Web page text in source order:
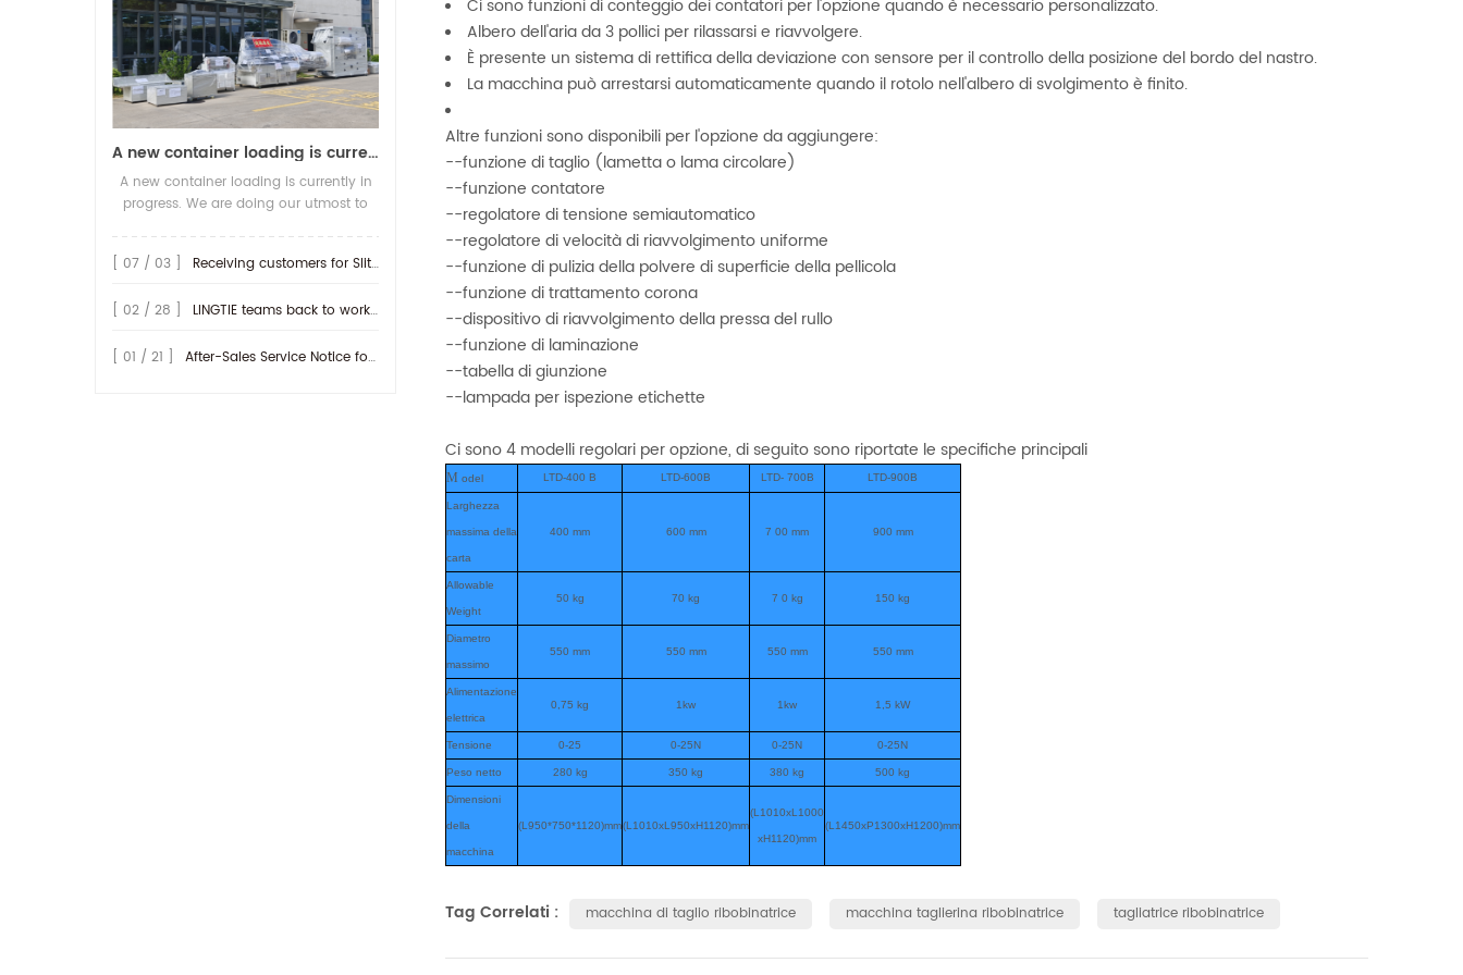
A new container loading is currently in progress.
A new container loading is currently in
progress. We are doing our utmost to
earliest possible time.
[ 07 / 03 ] Receiving customers for Slitting machine with differential Slip Shaft
[ 02 / 28 ] LINGTIE teams back to work at Feb.25th.
[ 01 / 21 ] After-Sales Service Notice for Turkey Region
Ci sono funzioni di conteggio dei contatori per l'opzione quando è necessario personalizzato.
Albero dell'aria da 3 pollici per rilassarsi e riavvolgere.
È presente un sistema di rettifica della deviazione con sensore per il controllo della posizione del bordo del nastro.
La macchina può arrestarsi automaticamente quando il rotolo nell'albero di svolgimento è finito.
Altre funzioni sono disponibili per l'opzione da aggiungere:
--funzione di taglio (lametta o lama circolare)
--funzione contatore
--regolatore di tensione semiautomatico
--regolatore di velocità di riavvolgimento uniforme
--funzione di pulizia della polvere di superficie della pellicola
--funzione di trattamento corona
--dispositivo di riavvolgimento della pressa del rullo
--funzione di laminazione
--tabella di giunzione
--lampada per ispezione etichette
Ci sono 4 modelli regolari per opzione, di seguito sono riportate le specifiche principali
M odel LTD-400 B LTD-600B LTD-700B LTD-900B
Larghezza
massima della
carta
400 mm 600 mm 7 00 mm 900 mm
Allowable
Weight
50 kg 70 kg 7 0 kg 150 kg
Diametro
massimo
550 mm 550 mm 550 mm 550 mm
Alimentazione
elettrica
0,75 kg 1kw 1kw 1,5 kW
Tensione 0-25 0-25N 0-25N 0-25N
Peso netto 280 kg 350 kg 380 kg 500 kg
Dimensioni
della
macchina
(L950*750*1120)mm(L1010xL950xH1120)mm
(L1010xL 1000
xH1120)mm
(L1450xP1300xH1200)mm
Tag Correlati : macchina di taglio ribobinatrice macchina taglierina ribobinatrice tagliatrice ribobinatrice